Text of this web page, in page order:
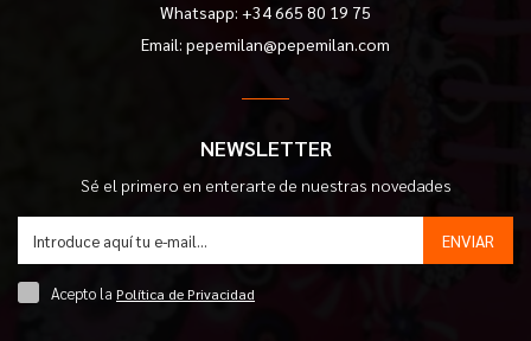
Whatsapp: +34 665 80 19 75
Email: pepemilan@pepemilan.com
NEWSLETTER
Sé el primero en enterarte de nuestras novedades
ENVIAR
Acepto la Política de Privacidad